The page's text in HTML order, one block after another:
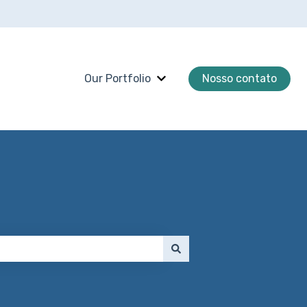
Our Portfolio
Mostrar submenu para Our
Nosso contato